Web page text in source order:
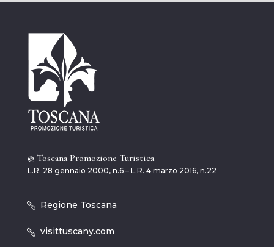
© Toscana Promozione Turistica
L.R. 28 gennaio 2000, n.6 – L.R. 4 marzo 2016, n.22
Regione Toscana
visittuscany.com